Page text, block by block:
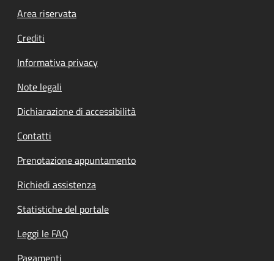
Footer menu
Area riservata
Crediti
Informativa privacy
Note legali
Dichiarazione di accessibilità
Contatti
Prenotazione appuntamento
Richiedi assistenza
Statistiche del portale
Leggi le FAQ
Pagamenti